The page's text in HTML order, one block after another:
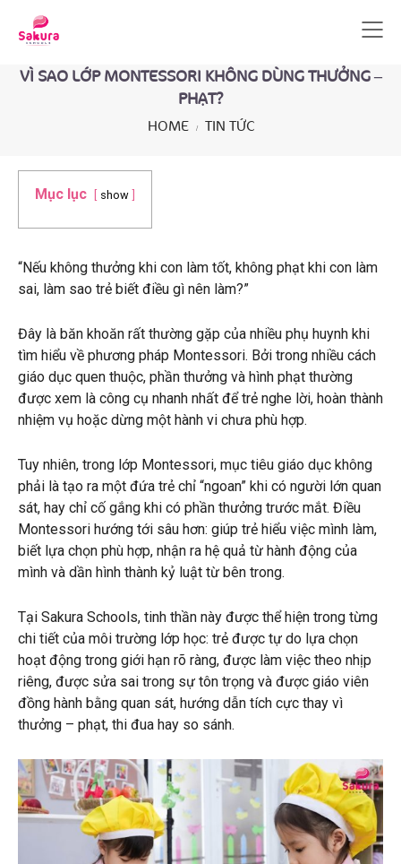
VÌ SAO LỚP MONTESSORI KHÔNG DÙNG THƯỞNG –
PHẠT?
HOME TIN TỨC
Mục lục show
“Nếu không thưởng khi con làm tốt, không phạt khi con làm
sai, làm sao trẻ biết điều gì nên làm?”
Đây là băn khoăn rất thường gặp của nhiều phụ huynh khi
tìm hiểu về phương pháp Montessori. Bởi trong nhiều cách
giáo dục quen thuộc, phần thưởng và hình phạt thường
được xem là công cụ nhanh nhất để trẻ nghe lời, hoàn thành
nhiệm vụ hoặc dừng một hành vi chưa phù hợp.
Tuy nhiên, trong lớp Montessori, mục tiêu giáo dục không
phải là tạo ra một đứa trẻ chỉ “ngoan” khi có người lớn quan
sát, hay chỉ cố gắng khi có phần thưởng trước mắt. Điều
Montessori hướng tới sâu hơn: giúp trẻ hiểu việc mình làm,
biết lựa chọn phù hợp, nhận ra hệ quả từ hành động của
mình và dần hình thành kỷ luật từ bên trong.
Tại Sakura Schools, tinh thần này được thể hiện trong từng
chi tiết của môi trường lớp học: trẻ được tự do lựa chọn
hoạt động trong giới hạn rõ ràng, được làm việc theo nhịp
riêng, được sửa sai trong sự tôn trọng và được giáo viên
đồng hành bằng quan sát, hướng dẫn tích cực thay vì
thưởng – phạt, thi đua hay so sánh.